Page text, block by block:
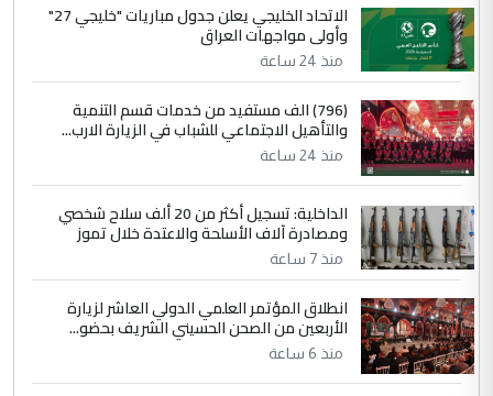
الاتحاد الخليجي يعلن جدول مباريات "خليجي 27"
وأولى مواجهات العراق
منذ 24 ساعة
(796) الف مستفيد من خدمات قسم التنمية
والتأهيل الاجتماعي للشباب في الزيارة الارب...
منذ 24 ساعة
الداخلية: تسجيل أكثر من 20 ألف سلاح شخصي
ومصادرة آلاف الأسلحة والاعتدة خلال تموز
منذ 7 ساعة
انطلاق المؤتمر العلمي الدولي العاشر لزيارة
الأربعين من الصحن الحسيني الشريف بحضو...
منذ 6 ساعة